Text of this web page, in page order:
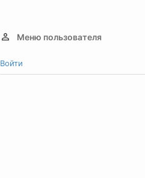
Меню пользователя
Войти